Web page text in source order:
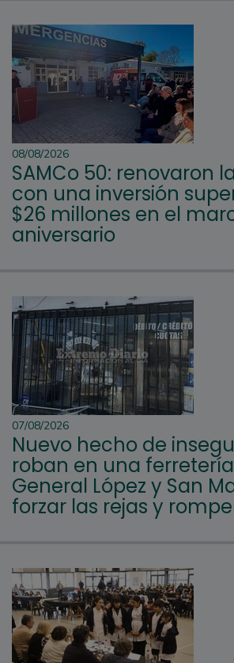
08/08/2026
SAMCo 50: renovaron
con una inversión
$26 millones en el
aniversario
07/08/2026
Nuevo hecho de
roban en una
General López y San
forzar las rejas y